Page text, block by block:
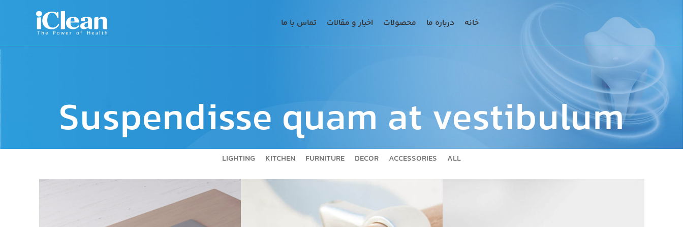
خانه درباره ما محصولات اخبار و مقالات تماس با ما
Suspendisse quam at vestibulum
ALL
ACCESSORIES
DECOR
FURNITURE
KITCHEN
LIGHTING